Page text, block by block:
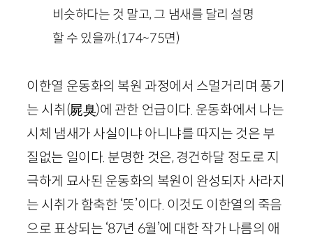
비슷하다는 것 말고, 그 냄새를 달리 설명
할 수 있을까.(174~75면)
이한열 운동화의 복원 과정에서 스멀거리며 풍기
는 시취 (屍臭)에 관한 언급이다. 운동화에서 나는
시체 냄새가 사실이냐 아니냐를 따지는 것은 부
질없는 일이다. 분명한 것은, 경건하달 정도로 지
극하게 묘사된 운동화의 복원이 완성되자 사라지
는 시취가 함축한 ‘뜻’이다. 이것도 이한열의 죽음
으로 표상되는 ‘87년 6월’에 대한 작가 나름의 애